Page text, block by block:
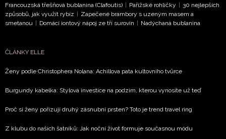
Francouzská třešňová bublanina (Clafoutis) | Pařížské rohlíčky | 30 nejlepších
způsobů, jak využít rybíz | Zapečené brambory s uzeným masem a
smetanou | Domácí iontový nápoj ze tří surovin | Nadýchaná bublanina
ČLÁNKY ELLE
Ženy podle Christophera Nolana: Achillova pata kultovního tvůrce
Burgundy kabelka: Stylová investice na podzim, kterou vynosíte už teď
Proč si ženy pořizují druhý zásnubní prsten? Toto je trend travel ring
Z klubu do našich šatníků: Jak noční život formuje současnou módu